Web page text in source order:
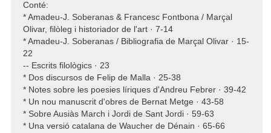
Conté:
* Amadeu-J. Soberanas & Francesc Fontbona / Marçal
Olivar, filòleg i historiador de l'art · 7-14
* Amadeu-J. Soberanas / Bibliografia de Marçal Olivar · 15-
22
-- Escrits filològics · 23
* Dos discursos de Felip de Malla · 25-38
* Notes sobre les poesies líriques d'Andreu Febrer · 39-42
* Un nou manuscrit d'obres de Bernat Metge · 43-58
* Sobre Ausiàs March i Jordi de Sant Jordi · 59-63
* Una versió catalana de Waucher de Dénain · 65-66